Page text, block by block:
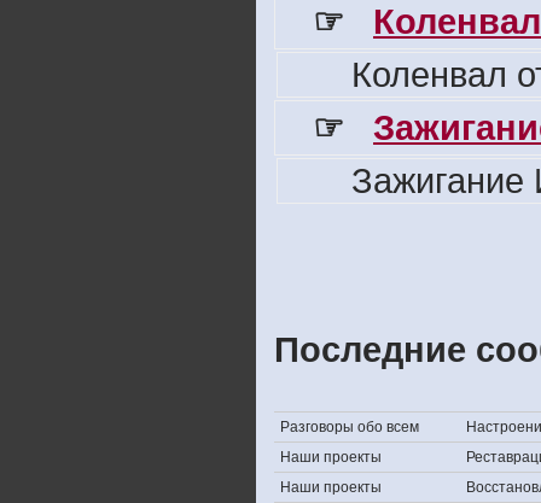
☞
Коленвал
☞
Последние
Разговоры обо всем
Наши проекты
Наши проекты